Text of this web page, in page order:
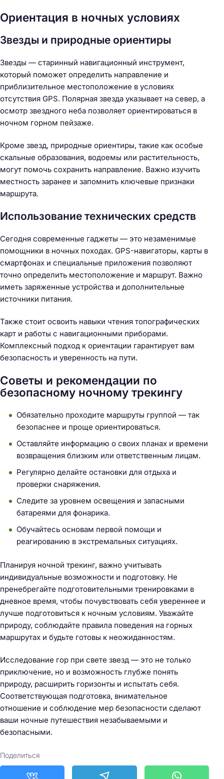
Ориентация в ночных условиях
Звезды и природные ориентиры
Звезды — старинный навигационный инструмент,
который поможет определить направление и
приблизительное местоположение в условиях
отсутствия GPS. Полярная звезда указывает на север, а
осмотр звездного неба позволяет ориентироваться в
ночном горном пейзаже.
Кроме звезд, природные ориентиры, такие как особые
скальные образования, водоемы или растительность,
могут помочь сохранить направление. Важно изучить
местность заранее и запомнить ключевые признаки
маршрута.
Использование технических средств
Сегодня современные гаджеты — это незаменимые
помощники в ночных походах. GPS-навигаторы, карты в
смартфонах и специальные приложения позволяют
точно определить местоположение и маршрут. Важно
иметь заряженные устройства и дополнительные
источники питания.
Также стоит освоить навыки чтения топографических
карт и работы с навигационными приборами.
Комплексный подход к ориентации гарантирует вам
безопасность и уверенность на пути.
Советы и рекомендации по
безопасному ночному трекингу
Обязательно проходите маршруты группой — так
безопаснее и проще ориентироваться.
Оставляйте информацию о своих планах и времени
возвращения близким или ответственным лицам.
Регулярно делайте остановки для отдыха и
проверки снаряжения.
Следите за уровнем освещения и запасными
батареями для фонарика.
Обучайтесь основам первой помощи и
реагированию в экстремальных ситуациях.
Планируя ночной трекинг, важно учитывать
индивидуальные возможности и подготовку. Не
пренебрегайте подготовительными тренировками в
дневное время, чтобы почувствовать себя увереннее и
лучше подготовиться к ночным условиям. Уважайте
природу, соблюдайте правила поведения на горных
маршрутах и будьте готовы к неожиданностям.
Исследование гор при свете звезд — это не только
приключение, но и возможность глубже понять
природу, расширить горизонты и испытать себя.
Соответствующая подготовка, внимательное
отношение и соблюдение мер безопасности сделают
ваши ночные путешествия незабываемыми и
безопасными.
Поделиться
Н
й
т
и
: